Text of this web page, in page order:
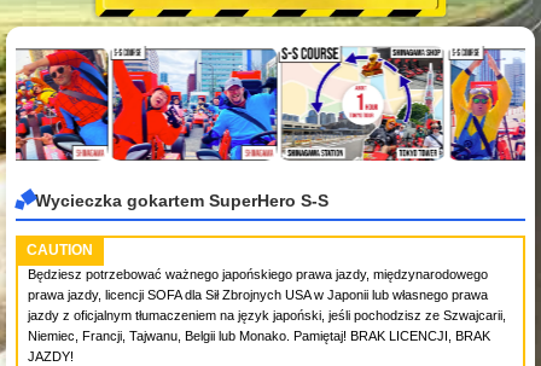
Wycieczka gokartem SuperHero S-S
CAUTION
Będziesz potrzebować ważnego japońskiego prawa jazdy, międzynarodowego
prawa jazdy, licencji SOFA dla Sił Zbrojnych USA w Japonii lub własnego prawa
jazdy z oficjalnym tłumaczeniem na język japoński, jeśli pochodzisz ze Szwajcarii,
Niemiec, Francji, Tajwanu, Belgii lub Monako. Pamiętaj! BRAK LICENCJI, BRAK
JAZDY!